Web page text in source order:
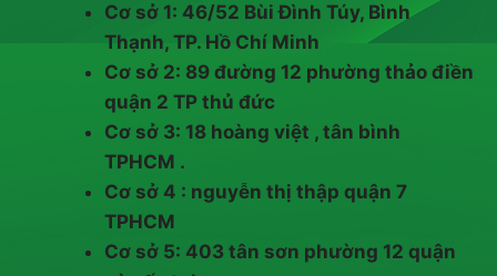
Cơ sở 1: 46/52 Bùi Đình Túy, Bình
Thạnh, TP. Hồ Chí Minh
Cơ sở 2: 89 đường 12 phường thảo điền
quận 2 TP thủ đức
Cơ sở 3: 18 hoàng việt , tân bình
TPHCM .
Cơ sở 4 : nguyễn thị thập quận 7
TPHCM
Cơ sở 5: 403 tân sơn phường 12 quận